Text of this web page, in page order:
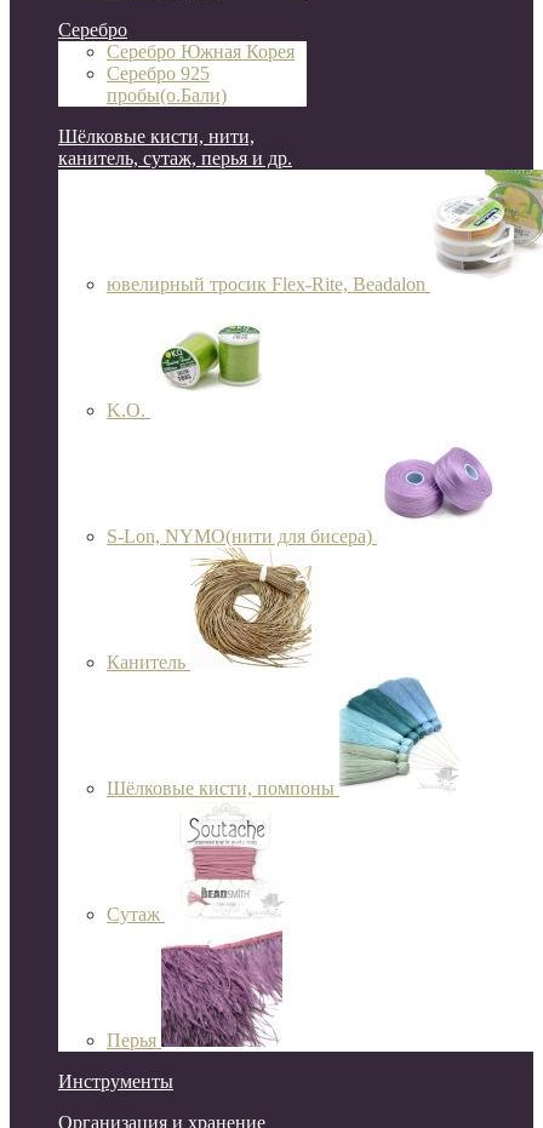
Серебро
Серебро Южная Корея
Серебро 925
пробы(о.Бали)
Шёлковые кисти, нити,
канитель, сутаж, перья и др.
ювелирный тросик Flex-Rite, Beadalon
K.O.
S-Lon, NYMO(нити для бисера)
Канитель
Шёлковые кисти, помпоны
Сутаж
Перья
Инструменты
Организация и хранение